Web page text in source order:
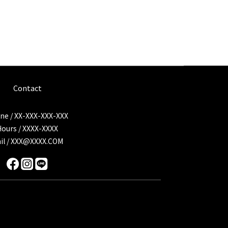
Contact
/ XX-XXX-XXX-XXX
/ XXXX-XXXX
/ XXX@XXXX.COM